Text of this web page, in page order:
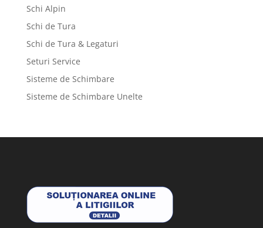
Schi Alpin
Schi de Tura
Schi de Tura & Legaturi
Seturi Service
Sisteme de Schimbare
Sisteme de Schimbare Unelte